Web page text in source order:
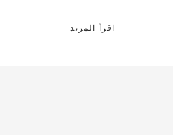
اقرأ المزيد